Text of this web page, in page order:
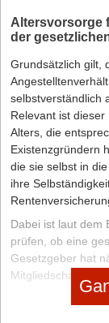
Altersvorsorge
der
Grundsätzlich gilt,
selbstverständlich
Relevant ist
Alters, die
Existenzgründern
die sie selbst in
ihre
Dabei ist laut dem
prüfen, ob eine
Gesetzgeber hat
Mitgliedschaft in
vorgeschrieben,
Genaueres regelt